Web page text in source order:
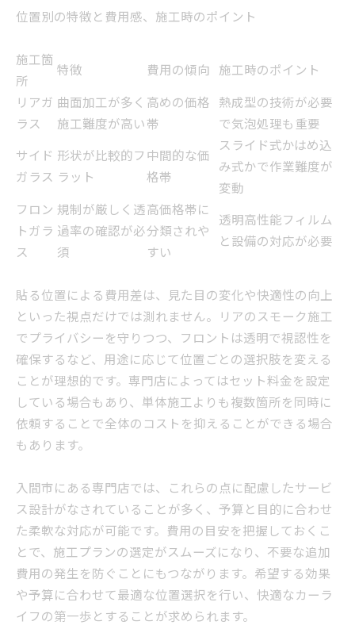
位置別の特徴と費用感、施工時のポイント
施工箇
所
特徴 費用の傾向 施工時のポイント
リアガ
ラス
曲面加工が多く
施工難度が高い
高めの価格
帯
熱成型の技術が必要
で気泡処理も重要
サイド
ガラス
形状が比較的フ
ラット
中間的な価
格帯
スライド式かはめ込
み式かで作業難度が
変動
フロン
トガラ
ス
規制が厳しく透
過率の確認が必
須
高価格帯に
分類されや
すい
透明高性能フィルム
と設備の対応が必要
貼る位置による費用差は、見た目の変化や快適性の向上
といった視点だけでは測れません。リアのスモーク施工
でプライバシーを守りつつ、フロントは透明で視認性を
確保するなど、用途に応じて位置ごとの選択肢を変える
ことが理想的です。専門店によってはセット料金を設定
している場合もあり、単体施工よりも複数箇所を同時に
依頼することで全体のコストを抑えることができる場合
もあります。
入間市にある専門店では、これらの点に配慮したサービ
ス設計がなされていることが多く、予算と目的に合わせ
た柔軟な対応が可能です。費用の目安を把握しておくこ
とで、施工プランの選定がスムーズになり、不要な追加
費用の発生を防ぐことにもつながります。希望する効果
や予算に合わせて最適な位置選択を行い、快適なカーラ
イフの第一歩とすることが求められます。